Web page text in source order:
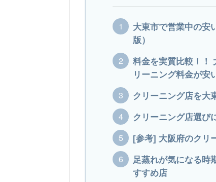
大東市で営業中の安
版）
料金を実質比較！！
リーニング料金が安
クリーニング店を大
クリーニング店選び
[参考] 大阪府のクリ
足蒸れが気になる時
すすめ店